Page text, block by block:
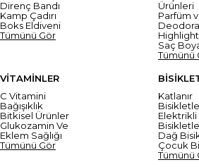
Direnç Bandı
Kamp Çadırı
Boks Eldiveni
Tümünü Gör
Ürünleri
Parfüm
Saç
Tümünü
VİTAMİNLER
C Vitamini
Bağışıklık
Bitkisel Ürünler
Glukozamin Ve
Eklem Sağlığı
Tümünü Gör
Katlanır
Elektrikli
Dağ
Çocuk
Tümünü